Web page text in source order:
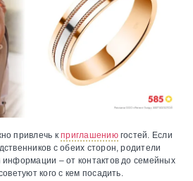
привлечь кприглашениюгостей. Если
с обеих сторон, родители
информации – от контактов до семейных
кого с кем посадить.